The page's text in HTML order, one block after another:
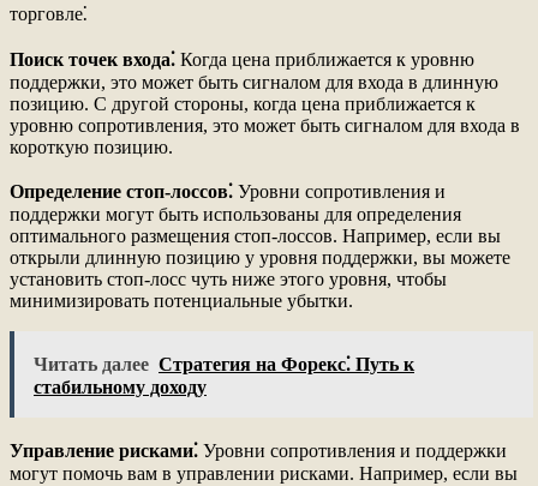
торговле⁚
Поиск точек входа⁚ Когда цена приближается к уровню
поддержки, это может быть сигналом для входа в длинную
позицию. С другой стороны, когда цена приближается к
уровню сопротивления, это может быть сигналом для входа в
короткую позицию.
Определение стоп-лоссов⁚ Уровни сопротивления и
поддержки могут быть использованы для определения
оптимального размещения стоп-лоссов. Например, если вы
открыли длинную позицию у уровня поддержки, вы можете
установить стоп-лосс чуть ниже этого уровня, чтобы
минимизировать потенциальные убытки.
Читать далее Стратегия на Форекс⁚ Путь к
стабильному доходу
Управление рисками⁚ Уровни сопротивления и поддержки
могут помочь вам в управлении рисками. Например, если вы